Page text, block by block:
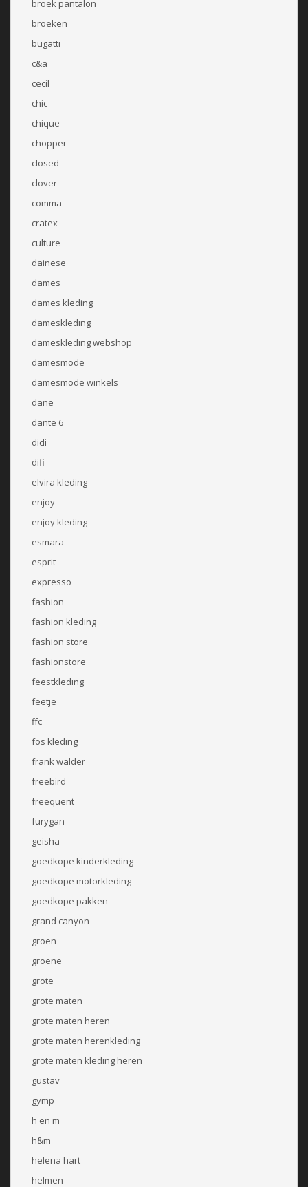
broek pantalon
broeken
bugatti
c&a
cecil
chic
chique
chopper
closed
clover
comma
cratex
culture
dainese
dames
dames kleding
dameskleding
dameskleding webshop
damesmode
damesmode winkels
dane
dante 6
didi
difi
elvira kleding
enjoy
enjoy kleding
esmara
esprit
expresso
fashion
fashion kleding
fashion store
fashionstore
feestkleding
feetje
ffc
fos kleding
frank walder
freebird
freequent
furygan
geisha
goedkope kinderkleding
goedkope motorkleding
goedkope pakken
grand canyon
groen
groene
grote
grote maten
grote maten heren
grote maten herenkleding
grote maten kleding heren
gustav
gymp
h en m
h&m
helena hart
helmen